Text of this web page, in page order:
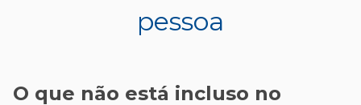
pessoa
O que não está incluso no